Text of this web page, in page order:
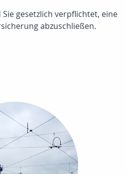
gesetzlich verpflichtet, eine
abzuschließen.